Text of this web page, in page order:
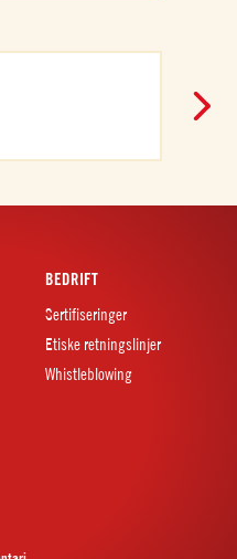
BEDRIFT
Sertifiseringer
Etiske retningslinjer
Whistleblowing